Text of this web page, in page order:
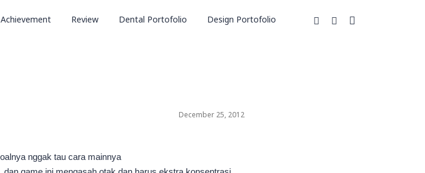
Achievement Review Dental Portofolio Design Portofolio
December 25, 2012
nggak tau cara mainnya